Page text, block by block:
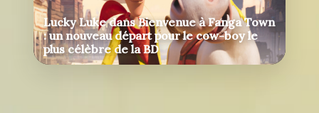
Lucky Luke dans Bienvenue à Fanga Town
: un nouveau départ pour le cow-boy le
plus célèbre de la BD